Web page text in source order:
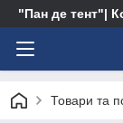
"Пан де тент"|
Товари та